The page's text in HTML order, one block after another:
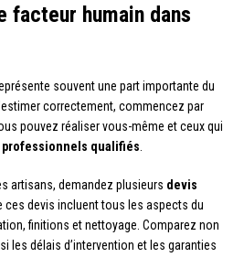
facteur humain dans
souvent une part importante du
correctement, commencez par
pouvez réaliser vous-même et ceux qui
professionnels qualifiés
artisans, demandez plusieurs devis
ces devis incluent tous les aspects du
finitions et nettoyage. Comparez non
les délais d’intervention et les garanties